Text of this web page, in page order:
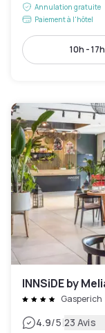
Annulation gratuite
Paiement à l'hôtel
10h - 17h
INNSiDE by
Gasperich
4.9/5|23 Avis